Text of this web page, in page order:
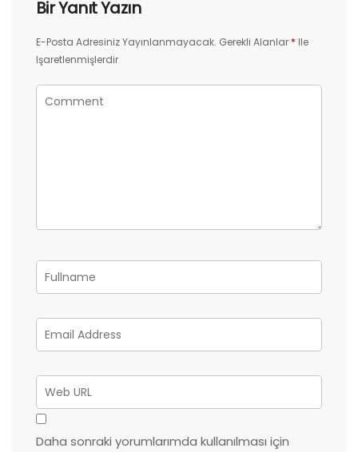
Bir Yanıt Yazın
E-Posta Adresiniz Yayınlanmayacak. Gerekli Alanlar * Ile
Işaretlenmişlerdir
Daha sonraki yorumlarımda kullanılması için